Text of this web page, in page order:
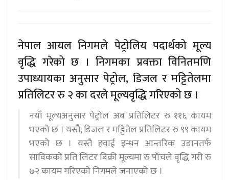
नेपाल आयल निगमले पेट्रोलिय पदार्थको मूल्य
वृद्धि गरेको छ । निगमका प्रवक्ता विनितमणि
उपाध्यायका अनुसार पेट्रोल, डिजल र मट्टितेलमा
प्रतिलिटर रु २ का दरले मूल्यवृद्धि गरिएको छ ।
नयाँ मूल्यअनुसार पेट्रोल अब प्रतिलिटर रु ११६ कायम
भएको छ । यस्तै, डिजल र मट्टितेल प्रतिलिटर रु ९९ कायम
भएको छ । यस्तै हवाई इन्धन आन्तरिक उडानतर्फ
साविकको प्रति लिटर बिक्री मूल्यमा रु पाँचले वृद्धि गरी रु
७२ कायम गरिएको निगमले जनाएको छ ।